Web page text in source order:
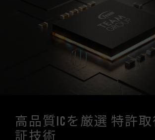
高品質ICを厳選 特許
証技術